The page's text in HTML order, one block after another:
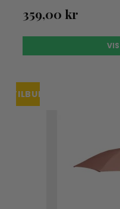
359,00 kr
TILBUD